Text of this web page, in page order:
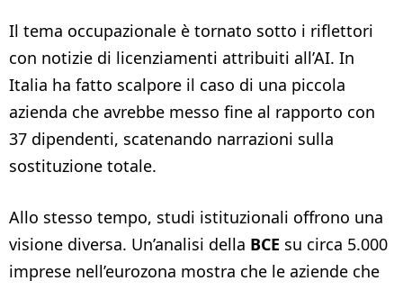
Il tema occupazionale è tornato sotto i riflettori
con notizie di licenziamenti attribuiti all’AI. In
Italia ha fatto scalpore il caso di una piccola
azienda che avrebbe messo fine al rapporto con
37 dipendenti, scatenando narrazioni sulla
sostituzione totale.
Allo stesso tempo, studi istituzionali offrono una
visione diversa. Un’analisi della BCE su circa 5.000
imprese nell’eurozona mostra che le aziende che